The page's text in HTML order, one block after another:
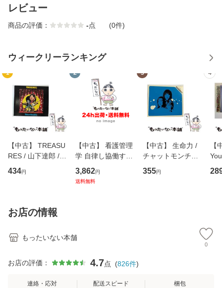
レビュー
商品の評価： -点 (0件)
ウィークリーランキング
1
【中古】 TREASU
RES / 山下達郎 /
イーストウエス
ト・ジャパン [CD]
434円
2
【中古】 看護管理
学 自律し協働する
専門職の看護マネ
ジメントスキル 改
3,862円
送料無料
3
【中古】 生命力 /
チャットモンチー /
キューンレコード
[CD]【メール便送
355円
4
【
のが
お店の情報
もったいない本舗
0
お店の評価： 4.7点 (826件)
連絡・応対 配送スピード 梱包